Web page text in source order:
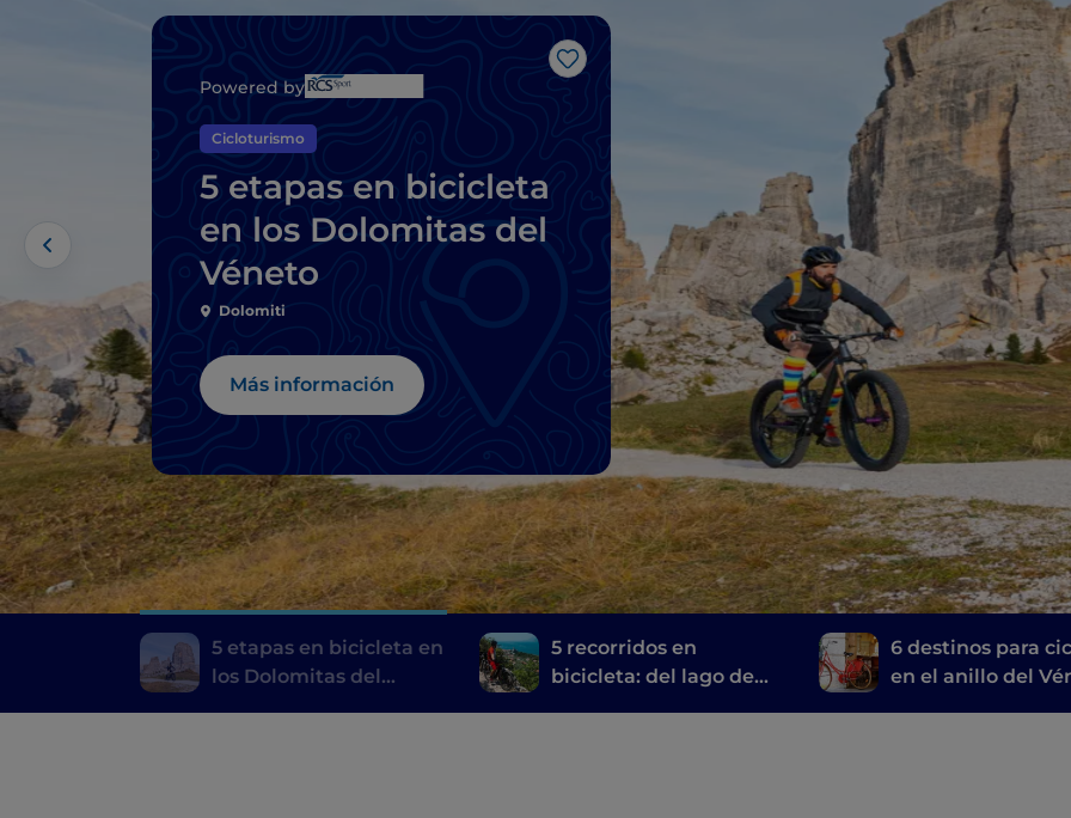
Me gusta
Powered by
Cicloturismo
5 etapas en bicicleta
en los Dolomitas del
Véneto
Dolomiti
Más información
5 etapas en bicicleta en
los Dolomitas del
5 recorridos en
bicicleta: del lago de
6 destinos para
en el anillo del